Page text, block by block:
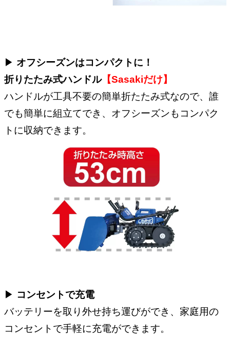
▶︎ オフシーズンはコンパクトに！
折りたたみ式ハンドル【Sasakiだけ】
ハンドルが工具不要の簡単折たたみ式なので、誰
でも簡単に組立てでき、オフシーズンもコンパク
トに収納できます。
▶︎ コンセントで充電
バッテリーを取り外せ持ち運びができ、家庭用の
コンセントで手軽に充電ができます。